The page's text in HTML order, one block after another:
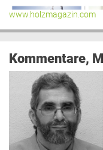
www.holzmagazin.com
Kommentare,